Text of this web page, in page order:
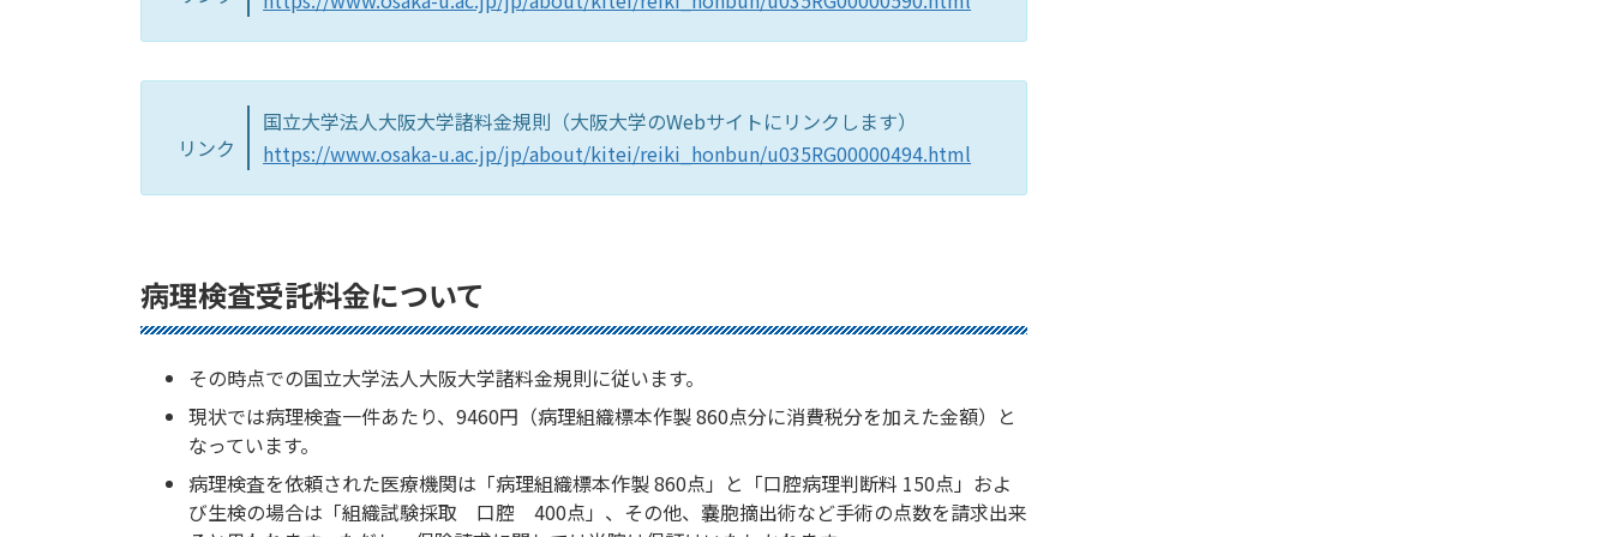
リンク
国立大学法人大阪大学諸料金規則（大阪大学のWebサイトにリンクします）
https://www.osaka-u.ac.jp/jp/about/kitei/reiki_honbun/u035RG00000494.html
病理検査受託料金について
その時点での国立大学法人大阪大学諸料金規則に従います。
現状では病理検査一件あたり、9460円（病理組織標本作製 860点分に消費税分を加えた金額）と
なっています。
病理検査を依頼された医療機関は「病理組織標本作製 860点」と「口腔病理判断料 150点」およ
び生検の場合は「組織試験採取 口腔 400点」、その他、嚢胞摘出術など手術の点数を請求出来